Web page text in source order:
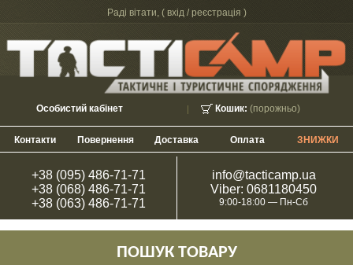
Раді вітати, ( вхід / реєстрація )
Кошик: (порожньо)
Особистий кабінет
Контакти Повернення Доставка Оплата ЗНИЖКИ
+38 (095) 486-71-71
+38 (068) 486-71-71
+38 (063) 486-71-71
info@tacticamp.ua
Viber: 0681180450
9:00-18:00 — Пн-Сб
ПОШУК ТОВАРУ